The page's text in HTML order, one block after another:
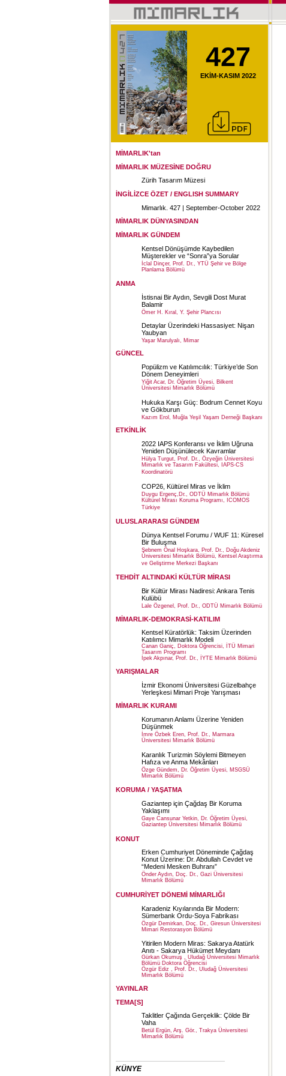
427
EKİM-KASIM 2022
MİMARLIK'tan
MİMARLIK MÜZESİNE DOĞRU
Zürih Tasarım Müzesi
İNGİLİZCE ÖZET / ENGLISH SUMMARY
Mimarlık. 427 | September-October 2022
MİMARLIK DÜNYASINDAN
MİMARLIK GÜNDEM
Kentsel Dönüşümde Kaybedilen
Müşterekler ve “Sonra”ya Sorular
İclal Dinçer, Prof. Dr., YTÜ Şehir ve Bölge
Planlama Bölümü
ANMA
İstisnai Bir Aydın, Sevgili Dost Murat
Balamir
Ömer H. Kıral, Y. Şehir Plancısı
Detaylar Üzerindeki Hassasiyet: Nişan
Yaubyan
Yaşar Marulyalı, Mimar
GÜNCEL
Popülizm ve Katılımcılık: Türkiye’de Son
Dönem Deneyimleri
Yiğit Acar, Dr. Öğretim Üyesi, Bilkent
Üniversitesi Mimarlık Bölümü
Hukuka Karşı Güç: Bodrum Cennet Koyu
ve Gökburun
Kazım Erol, Muğla Yeşil Yaşam Derneği Başkanı
ETKİNLİK
2022 IAPS Konferansı ve İklim Uğruna
Yeniden Düşünülecek Kavramlar
Hülya Turgut, Prof. Dr., Özyeğin Üniversitesi
Mimarlık ve Tasarım Fakültesi, IAPS-CS
Koordinatörü
COP26, Kültürel Miras ve İklim
Duygu Ergenç,Dr., ODTÜ Mimarlık Bölümü
Kültürel Mirası Koruma Programı, ICOMOS
Türkiye
ULUSLARARASI GÜNDEM
Dünya Kentsel Forumu / WUF 11: Küresel
Bir Buluşma
Şebnem Önal Hoşkara, Prof. Dr., Doğu Akdeniz
Üniversitesi Mimarlık Bölümü, Kentsel Araştırma
ve Geliştirme Merkezi Başkanı
TEHDİT ALTINDAKİ KÜLTÜR MİRASI
Bir Kültür Mirası Nadiresi: Ankara Tenis
Kulübü
Lale Özgenel, Prof. Dr., ODTÜ Mimarlık Bölümü
MİMARLIK-DEMOKRASİ-KATILIM
Kentsel Küratörlük: Taksim Üzerinden
Katılımcı Mimarlık Modeli
Canan Ganiç, Doktora Öğrencisi, İTÜ Mimari
Tasarım Programı
İpek Akpınar, Prof. Dr., İYTE Mimarlık Bölümü
YARIŞMALAR
İzmir Ekonomi Üniversitesi Güzelbahçe
Yerleşkesi Mimari Proje Yarışması
MİMARLIK KURAMI
Korumanın Anlamı Üzerine Yeniden
Düşünmek
İmre Özbek Eren, Prof. Dr., Marmara
Üniversitesi Mimarlık Bölümü
Karanlık Turizmin Söylemi Bitmeyen
Hafıza ve Anma Mekânları
Özge Gündem, Dr. Öğretim Üyesi, MSGSÜ
Mimarlık Bölümü
KORUMA / YAŞATMA
Gaziantep için Çağdaş Bir Koruma
Yaklaşımı
Gaye Cansunar Yetkin, Dr. Öğretim Üyesi,
Gaziantep Üniversitesi Mimarlık Bölümü
KONUT
Erken Cumhuriyet Döneminde Çağdaş
Konut Üzerine: Dr. Abdullah Cevdet ve
“Medeni Mesken Buhranı”
Önder Aydın, Doç. Dr., Gazi Üniversitesi
Mimarlık Bölümü
CUMHURİYET DÖNEMİ MİMARLIĞI
Karadeniz Kıyılarında Bir Modern:
Sümerbank Ordu-Soya Fabrikası
Özgür Demirkan, Doç. Dr., Giresun Üniversitesi
Mimari Restorasyon Bölümü
Yitirilen Modern Miras: Sakarya Atatürk
Anıtı - Sakarya Hükümet Meydanı
Gürkan Okumuş , Uludağ Üniversitesi Mimarlık
Bölümü Doktora Öğrencisi
Özgür Ediz , Prof. Dr., Uludağ Üniversitesi
Mimarlık Bölümü
YAYINLAR
TEMA[S]
Taklitler Çağında Gerçeklik: Çölde Bir
Vaha
Betül Ergün, Arş. Gör., Trakya Üniversitesi
Mimarlık Bölümü
KÜNYE